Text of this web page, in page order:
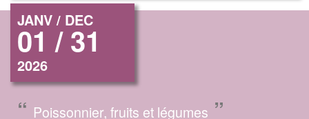
JANV / DEC
01 / 31
2026
“ Poissonnier, fruits et légumes ”